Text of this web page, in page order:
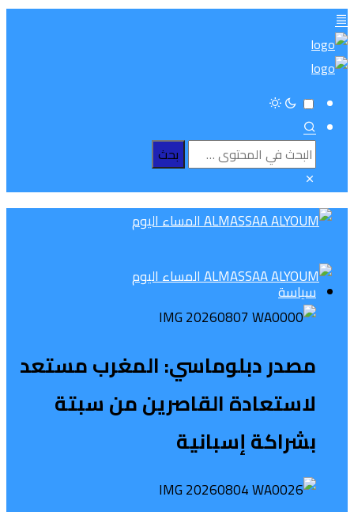
سياسة
مصدر دبلوماسي: المغرب مستعد
لاستعادة القاصرين من سبتة
بشراكة إسبانية